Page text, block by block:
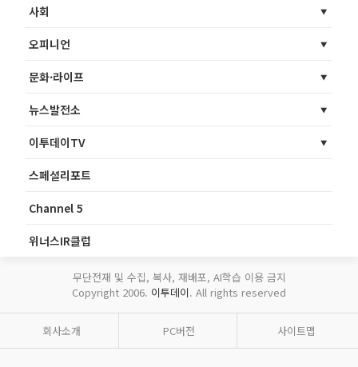
사회
오피니언
문화·라이프
뉴스발전소
이투데이TV
스페셜리포트
Channel 5
위너스IR클럽
무단전재 및 수집, 복사, 재배포, AI학습 이용 금지
Copyright 2006. 이투데이. All rights reserved
회사소개 PC버전 사이트맵